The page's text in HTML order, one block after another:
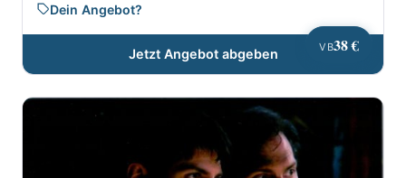
VB38 €
Dein Angebot?
Jetzt Angebot abgeben